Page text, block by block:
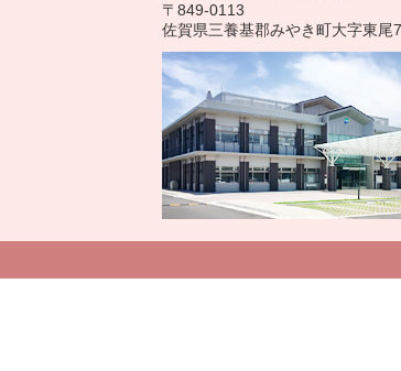
〒849-0113
佐賀県三養基郡みやき町大字東尾